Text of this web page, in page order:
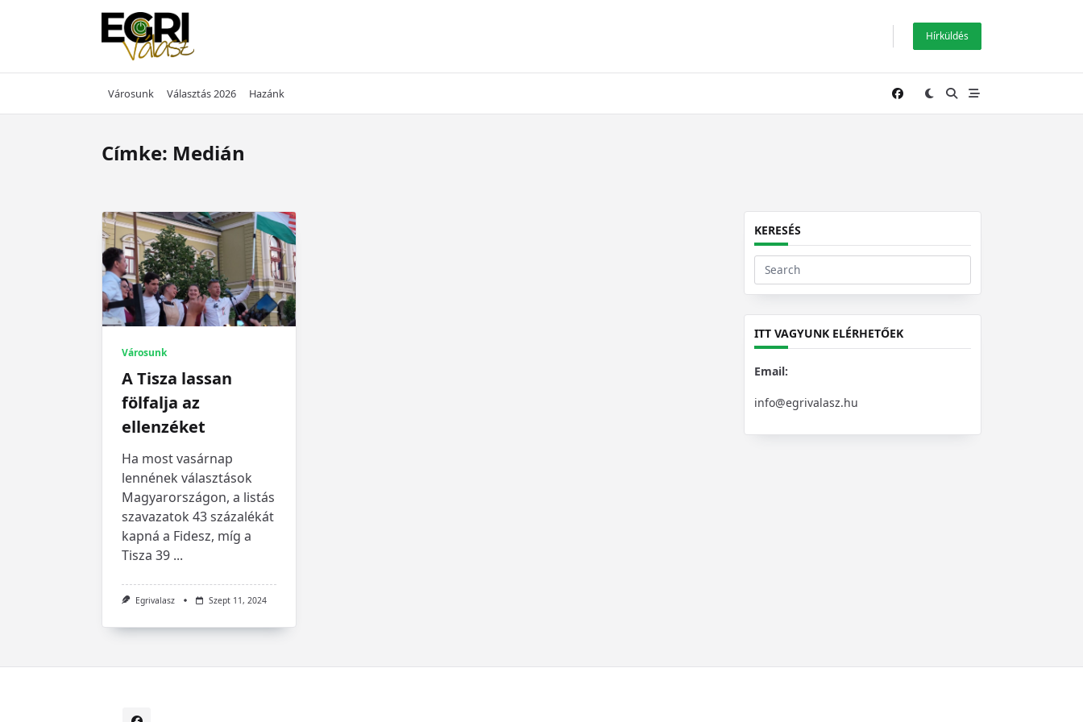
Hírküldés
Városunk Választás 2026 Hazánk
Címke: Medián
Városunk
A Tisza lassan
fölfalja az
ellenzéket
Ha most vasárnap
lennének választások
Magyarországon, a listás
szavazatok 43 százalékát
kapná a Fidesz, míg a
Tisza 39 ...
Egrivalasz Szept 11, 2024
KERESÉS
Search
for:
ITT VAGYUNK ELÉRHETŐEK
Email:
info@egrivalasz.hu